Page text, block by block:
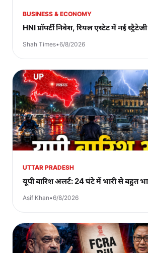
BUSINESS & ECONOMY
HNI प्रॉपर्टी निवेश, रियल एस्टेट में नई स्ट्रैटेजी
Shah Times•6/8/2026
UTTAR PRADESH
यूपी बारिश अलर्ट: 24 घंटे में भारी से बहुत
Asif Khan•6/8/2026